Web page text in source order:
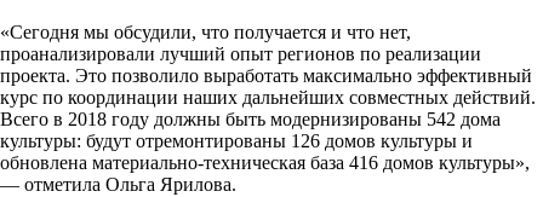
«Сегодня мы обсудили, что получается и что нет,
проанализировали лучший опыт регионов по реализации
проекта. Это позволило выработать максимально эффективный
курс по координации наших дальнейших совместных действий.
Всего в 2018 году должны быть модернизированы 542 дома
культуры: будут отремонтированы 126 домов культуры и
обновлена материально-техническая база 416 домов культуры»,
— отметила Ольга Ярилова.